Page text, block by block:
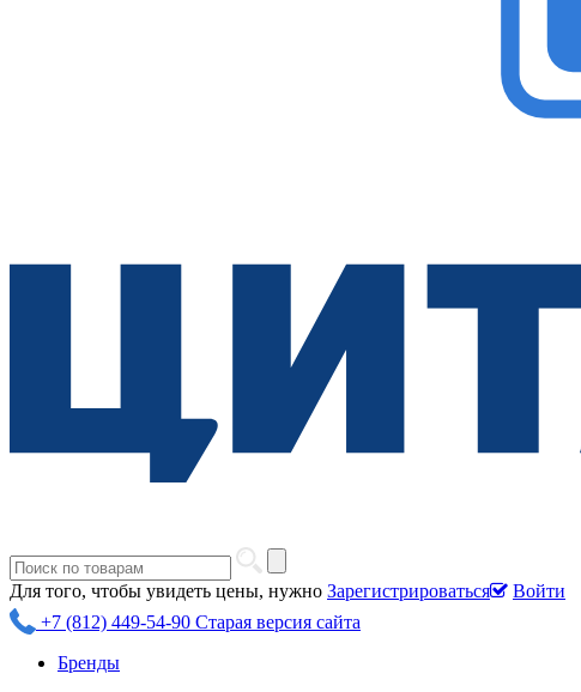
Для того, чтобы увидеть цены, нужно Зарегистрироваться
Войти
+7 (812) 449-54-90 Старая версия сайта
Бренды